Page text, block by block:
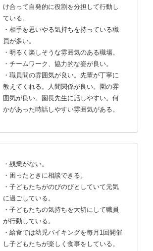
け合って自発的に役割を分担して行動し
ている。
・相手を思いやる気持ちを持っている職
員が多い。
・明るく楽しそうな雰囲気のある職場。
・チームワーク、協力的な姿が良い。
・職員間の雰囲気が良い。先輩が丁寧に
教えてくれる。人間関係が良い。園の雰
囲気が良い。園長先生に話しやすい。何
かがあった時話しやすい雰囲気がある。
・残業がない。
・困ったときに相談できる。
・子どもたちがのびのびとしていて元気
に過ごしている。
・子どもたちの気持ちを大切にして職員
が行動している。
・給食では幼児バイキングを毎月1回開催
し子どもたちが楽しく食事をしている。